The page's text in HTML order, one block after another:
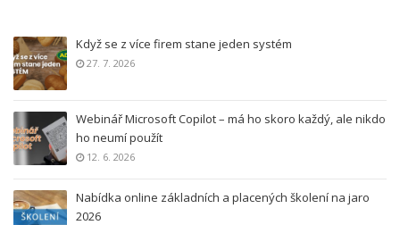
Když se z více firem stane jeden systém
27. 7. 2026
Webinář Microsoft Copilot – má ho skoro každý, ale nikdo
ho neumí použít
12. 6. 2026
Nabídka online základních a placených školení na jaro
2026